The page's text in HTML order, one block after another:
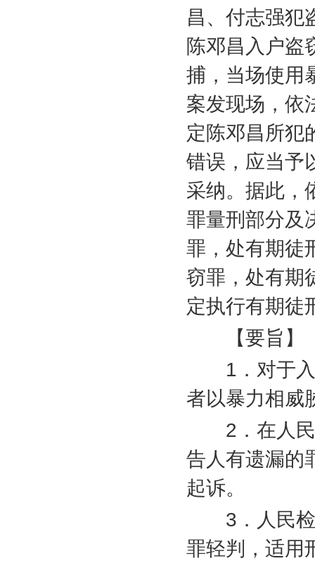
昌、付志强犯
陈邓昌入户盗
捕，当场使用
案发现场，依
定陈邓昌所犯
错误，应当予
采纳。据此，
罪量刑部分及
罪，处有期徒
窃罪，处有期
定执行有期徒
【要旨】
1 ．对于
者以暴力相威
2 ．在人
告人有遗漏的
起诉。
3 ．人民
罪轻判，适用